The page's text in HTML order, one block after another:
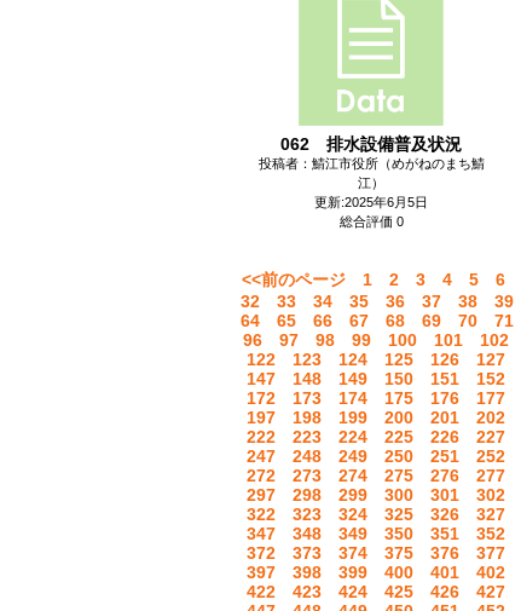
062 排水設備普及状況
投稿者：鯖江市役所（めがねのまち鯖
江）
更新:2025年6月5日
総合評価 0
<<前のページ 1 2 3 4 5 6
32
33 34 35 36 37 38 39
64
65 66 67 68 69 70 71
96
97 98 99 100 101 102
122
123 124 125 126 127
147
148 149 150 151 152
172
173 174 175 176 177
197
198 199 200 201 202
222
223 224 225 226 227
247
248 249 250 251 252
272
273 274 275 276 277
297
298 299 300 301 302
322
323 324 325 326 327
347
348 349 350 351 352
372
373 374 375 376 377
397
398 399 400 401 402
422
423 424 425 426 427